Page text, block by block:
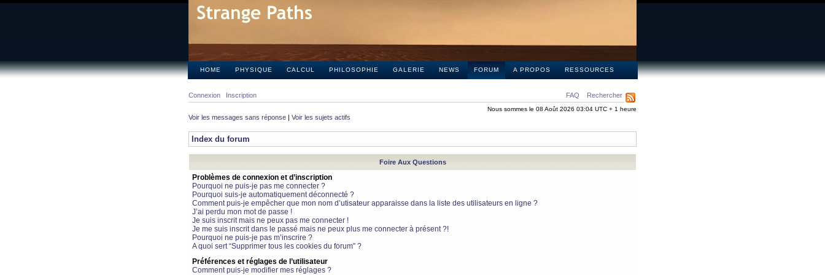
HOME PHYSIQUE CALCUL PHILOSOPHIE GALERIE NEWS FORUM A PROPOS RESSOURCES
FAQ Rechercher
Connexion Inscription
Nous sommes le 08 Août 2026 03:04 UTC + 1 heure
Voir les messages sans réponse | Voir les sujets actifs
Index du forum
Foire Aux Questions
Problèmes de connexion et d’inscription
Pourquoi ne puis-je pas me connecter ?
Pourquoi suis-je automatiquement déconnecté ?
Comment puis-je empêcher que mon nom d’utisateur apparaisse dans la liste des utilisateurs en ligne ?
J’ai perdu mon mot de passe !
Je suis inscrit mais ne peux pas me connecter !
Je me suis inscrit dans le passé mais ne peux plus me connecter à présent ?!
Pourquoi ne puis-je pas m’inscrire ?
A quoi sert “Supprimer tous les cookies du forum” ?
Préférences et réglages de l’utilisateur
Comment puis-je modifier mes réglages ?